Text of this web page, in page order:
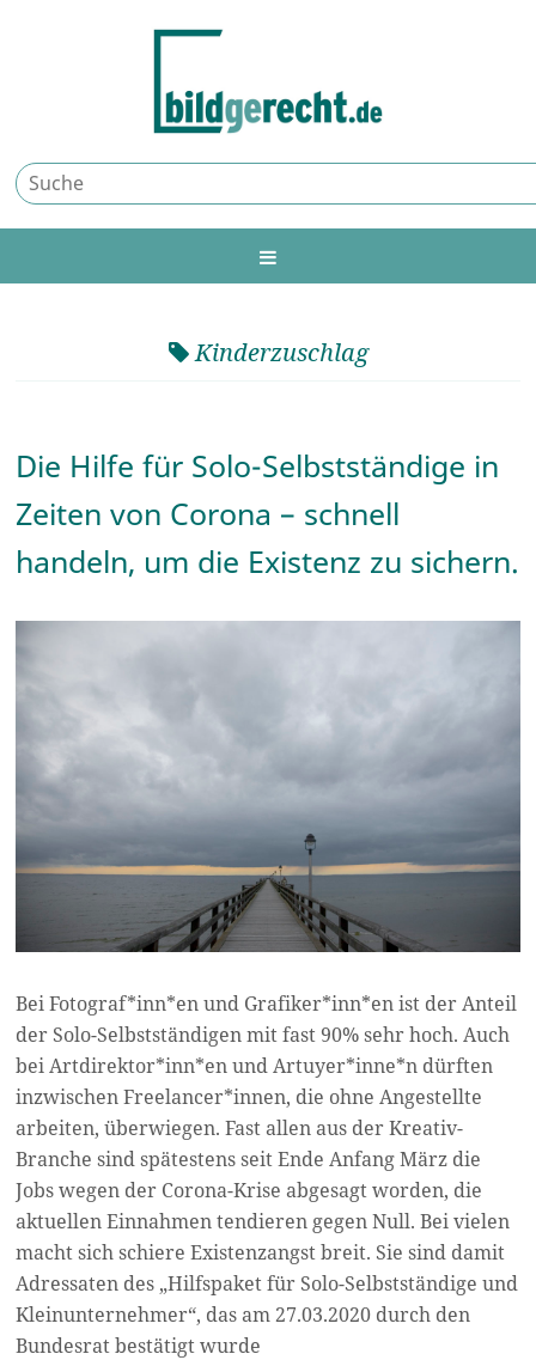
Kinderzuschlag
Die Hilfe für Solo-Selbstständige in
Zeiten von Corona – schnell
handeln, um die Existenz zu sichern.
Bei Fotograf*inn*en und Grafiker*inn*en ist der Anteil
der Solo-Selbstständigen mit fast 90% sehr hoch. Auch
bei Artdirektor*inn*en und Artuyer*inne*n dürften
inzwischen Freelancer*innen, die ohne Angestellte
arbeiten, überwiegen. Fast allen aus der Kreativ-
Branche sind spätestens seit Ende Anfang März die
Jobs wegen der Corona-Krise abgesagt worden, die
aktuellen Einnahmen tendieren gegen Null. Bei vielen
macht sich schiere Existenzangst breit. Sie sind damit
Adressaten des „Hilfspaket für Solo-Selbstständige und
Kleinunternehmer“, das am 27.03.2020 durch den
Bundesrat bestätigt wurde